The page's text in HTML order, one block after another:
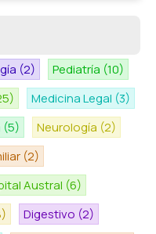
(2) Pediatría (10)
Medicina Legal (3)
(5) Neurología (2)
(2)
Austral (6)
Digestivo (2)